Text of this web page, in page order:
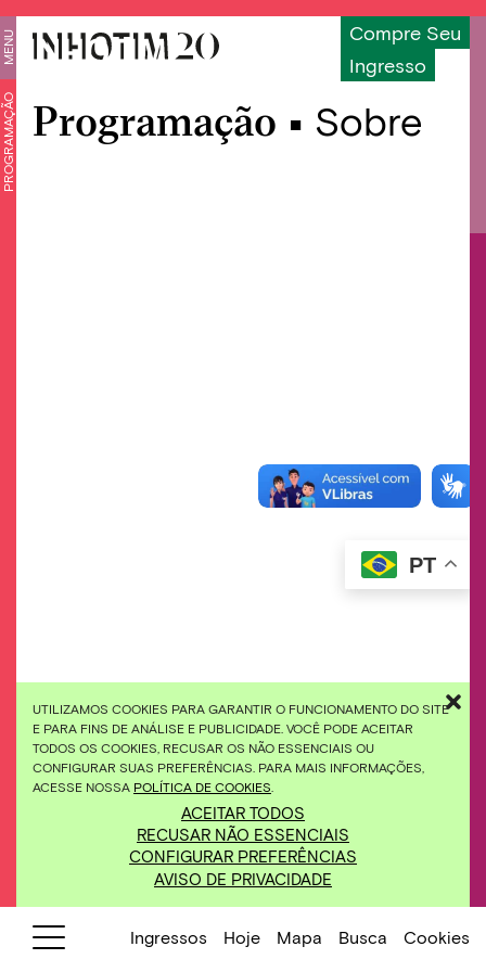
UTILIZAMOS COOKIES PARA GARANTIR O FUNCIONAMENTO DO SITE
E PARA FINS DE ANÁLISE E PUBLICIDADE. VOCÊ PODE ACEITAR
TODOS OS COOKIES, RECUSAR OS NÃO ESSENCIAIS OU
CONFIGURAR SUAS PREFERÊNCIAS. PARA MAIS INFORMAÇÕES,
ACESSE NOSSA POLÍTICA DE COOKIES
ACEITAR TODOS
RECUSAR NÃO ESSENCIAIS
CONFIGURAR PREFERÊNCIAS
AVISO DE PRIVACIDADE
Compre Seu
Ingresso
MENU
PROGRAMAÇÃO Programação • Sobre
Cadastre-se pra receber novidades
PT
Ingressos Hoje Mapa Busca Cookies